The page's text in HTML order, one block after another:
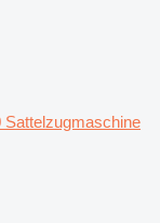
Sattelzugmaschine